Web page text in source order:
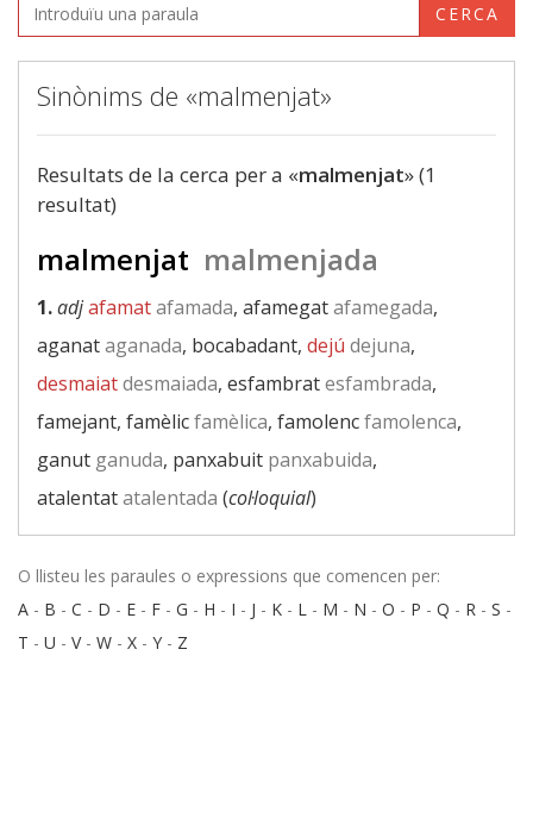
CERCA
Sinònims de «malmenjat»
Resultats de la cerca per a «malmenjat» (1
resultat)
malmenjat malmenjada
1.adjafamatafamada, afamegatafamegada,
aganataganada, bocabadant, dejú dejuna,
desmaiatdesmaiada, esfambratesfambrada,
famejant, famèlicfamèlica, famolencfamolenca,
ganut ganuda, panxabuit panxabuida,
atalentatatalentada (col·loquial)
O llisteu les paraules o expressions que comencen per:
A - B - C - D - E - F - G - H - I - J - K - L - M - N - O - P - Q - R - S -
T - U - V- W - X - Y - Z